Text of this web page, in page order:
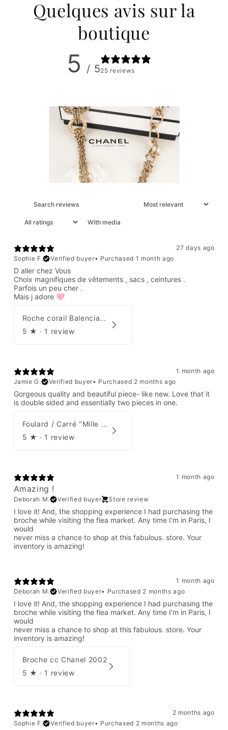
Quelques avis sur la
boutique
5 / 525 reviews
With media
27 days ago
Sophie F.
Verified buyer• Purchased 1 month ago
D aller chez Vous
Choix magnifiques de vêtements , sacs , ceintures .
Parfois un peu cher .
Mais j adore 🩷
Roche corail Balenciaga 2006
5 ★ · 1 review
1 month ago
Jamie G.
Verified buyer• Purchased 2 months ago
Gorgeous quality and beautiful piece- like new. Love that it
is double sided and essentially two pieces in one.
Foulard / Carré "Mille Feuilles de Soie" Hermès par Natsuno Hidaka
5 ★ · 1 review
1 month ago
Amazing !
Deborah M. Verified buyer Store review
I love it! And, the shopping experience I had purchasing the
broche while visiting the flea market. Any time I'm in Paris, I
would
never miss a chance to shop at this fabulous. store. Your
inventory is amazing!
1 month ago
Deborah M.
Verified buyer• Purchased 2 months ago
I love it! And, the shopping experience I had purchasing the
broche while visiting the flea market. Any time I'm in Paris, I
would
never miss a chance to shop at this fabulous. store. Your
inventory is amazing!
Broche cc Chanel 2002
5 ★ · 1 review
2 months ago
Sophie F.
Verified buyer• Purchased 2 months ago